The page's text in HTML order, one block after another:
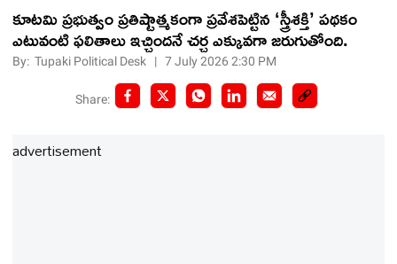
కూటమి ప్రభుత్వం ప్రతిష్టాత్మకంగా ప్రవేశపెట్టిన ‘స్త్రీశక్తి’ పథకం
ఎటువంటి ఫలితాలు ఇచ్చిందనే చర్చ ఎక్కువగా జరుగుతోంది.
By:Tupaki Political Desk |7 July 2026 2:30 PM
Share:
advertisement